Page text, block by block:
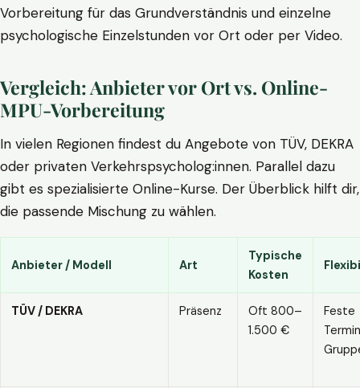
Vorbereitung für das Grundverständnis und einzelne
psychologische Einzelstunden vor Ort oder per Video.
Vergleich: Anbieter vor Ort vs. Online-
MPU-Vorbereitung
In vielen Regionen findest du Angebote von TÜV, DEKRA
oder privaten Verkehrspsycholog:innen. Parallel dazu
gibt es spezialisierte Online-Kurse. Der Überblick hilft dir,
die passende Mischung zu wählen.
Anbieter / Modell Art
Typische
Kosten
TÜV / DEKRA Präsenz
Oft 800–
1.500 €
Feste